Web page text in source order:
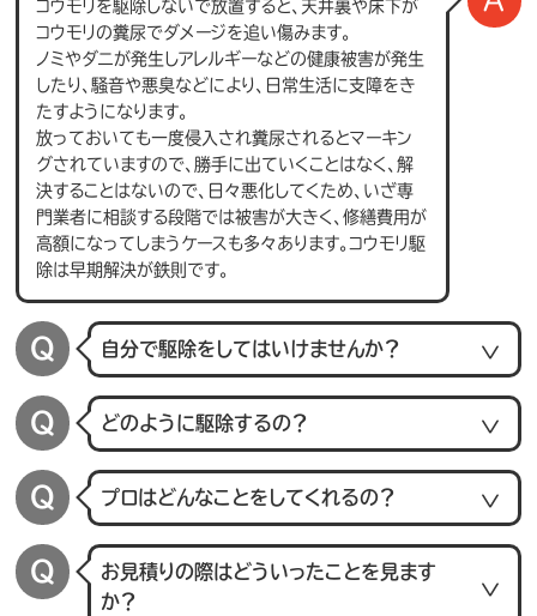
コウモリを駆除しないで放置すると、天井裏や床下が
コウモリの糞尿でダメージを追い傷みます。
ノミやダニが発生しアレルギーなどの健康被害が発生
したり、騒音や悪臭などにより、日常生活に支障をき
たすようになります。
放っておいても一度侵入され糞尿されるとマーキン
グされていますので、勝手に出ていくことはなく、解
決することはないので、日々悪化してくため、いざ専
門業者に相談する段階では被害が大きく、修繕費用が
高額になってしまうケースも多々あります。コウモリ駆
除は早期解決が鉄則です。
自分で駆除をしてはいけませんか？
どのように駆除するの？
プロはどんなことをしてくれるの？
お見積りの際はどういったことを見ます
か？